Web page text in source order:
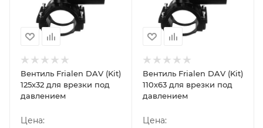
Вентиль Frialen DAV (Kit)
125х32 для врезки под
давлением
Цена:
Вентиль Frialen DAV (Kit)
110х63 для врезки под
давлением
Цена: